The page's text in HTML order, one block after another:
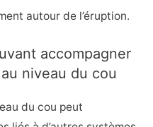
autour de l’éruption.
accompagner
niveau du cou
du cou peut